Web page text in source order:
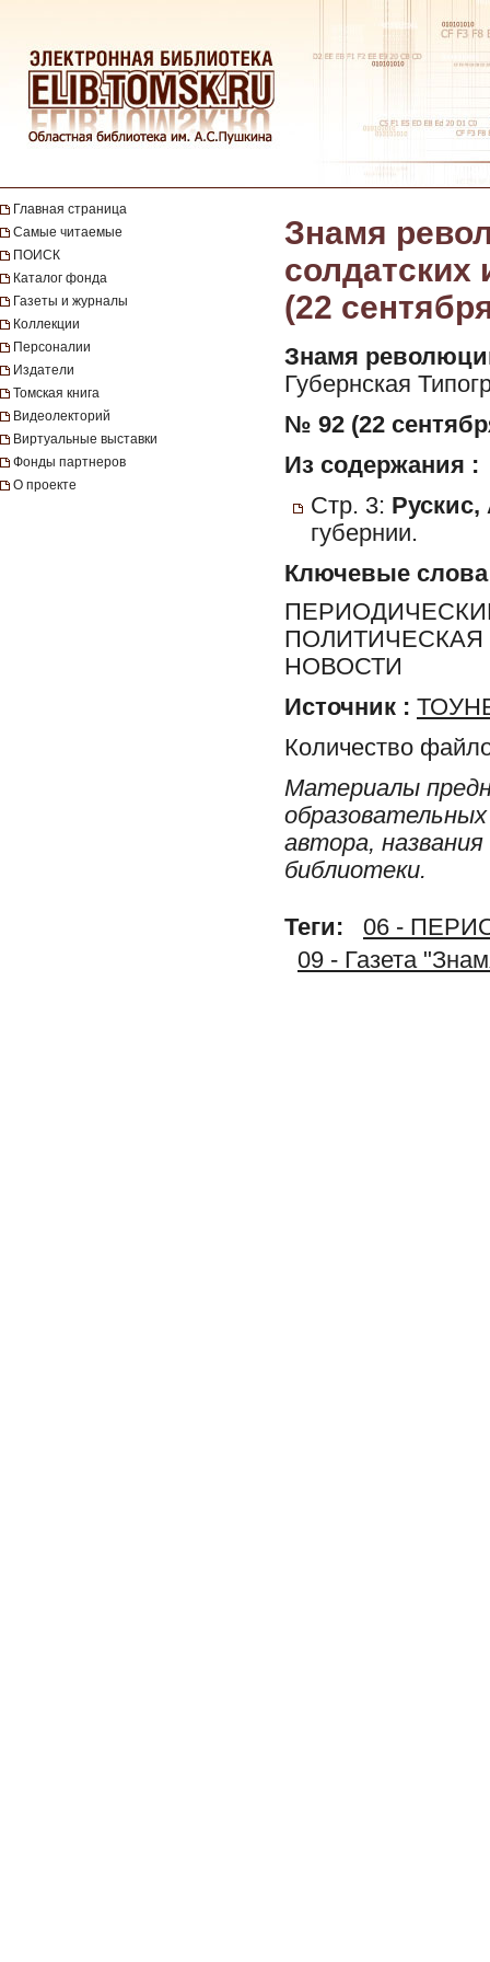
Главная страница
Самые читаемые
ПОИСК
Каталог фонда
Газеты и журналы
Коллекции
Персоналии
Издатели
Томская книга
Видеолекторий
Виртуальные выставки
Фонды партнеров
О проекте
Знамя
солдатских
(22
Знамя
Губернская
№ 92 (22
Из содержания :
Стр. 3: Рускис,
губернии.
Ключевые слова
НОВОСТИ
Источник :
Количество
Материалы
автора,
библиотеки.
Теги:
06 -
09 - Газета